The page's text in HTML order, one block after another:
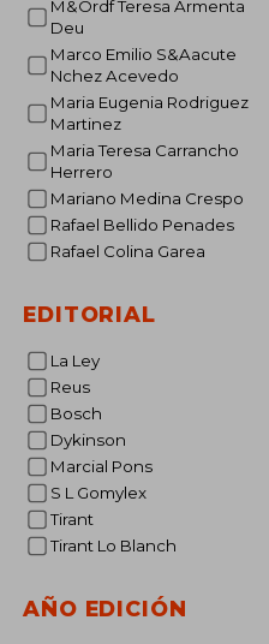
M&Ordf Teresa Armenta
Deu
Marco Emilio S&Aacute
Nchez Acevedo
Maria Eugenia Rodriguez
Martinez
Maria Teresa Carrancho
Herrero
Mariano Medina Crespo
Rafael Bellido Penades
Rafael Colina Garea
EDITORIAL
La Ley
Reus
Bosch
Dykinson
Marcial Pons
S L Gomylex
Tirant
Tirant Lo Blanch
AÑO EDICIÓN